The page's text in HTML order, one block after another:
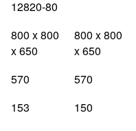
12820-80
800 x 800
x 650
800 x 800
x 650
570
570
153 150